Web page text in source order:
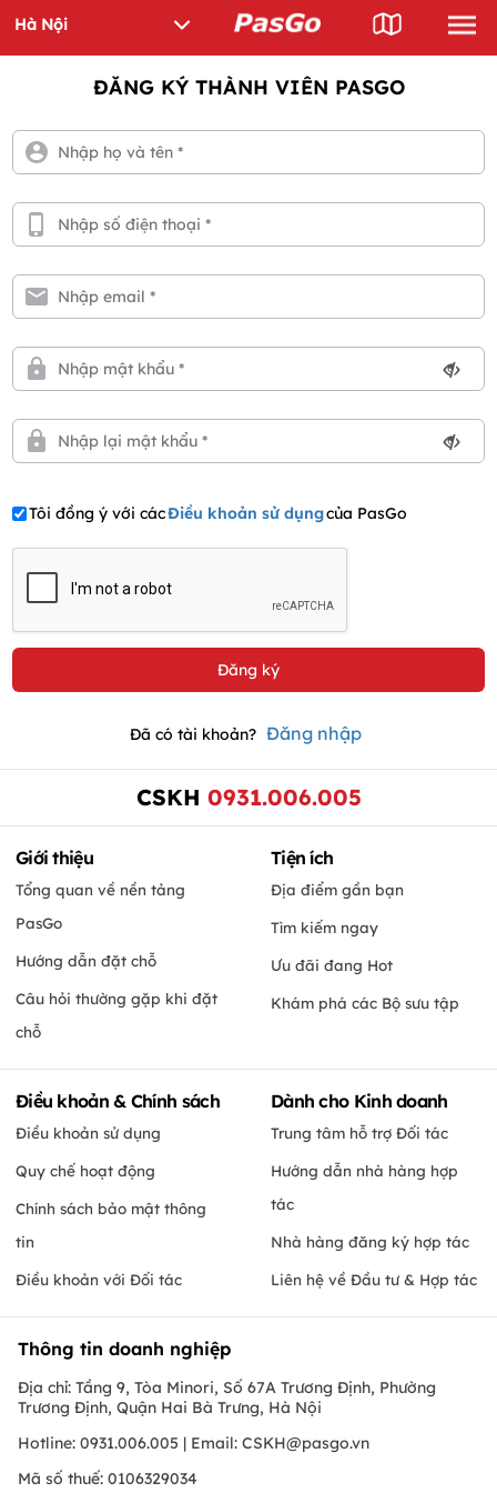
ĐĂNG KÝ THÀNH VIÊN PASGO
Tôi đồng ý với cácĐiều khoản sử dụngcủa PasGo
Đã có tài khoản? Đăng nhập
CSKH 0931.006.005
Giới thiệu
Tổng quan về nền tảng
PasGo
Hướng dẫn đặt chỗ
Câu hỏi thường gặp khi đặt
chỗ
Tiện ích
Địa điểm gần bạn
Tìm kiếm ngay
Ưu đãi đang Hot
Khám phá các Bộ sưu tập
Điều khoản & Chính sách
Điều khoản sử dụng
Quy chế hoạt động
Chính sách bảo mật thông
tin
Điều khoản với Đối tác
Dành cho Kinh doanh
Trung tâm hỗ trợ Đối tác
Hướng dẫn nhà hàng hợp
tác
Nhà hàng đăng ký hợp tác
Liên hệ về Đầu tư & Hợp tác
Thông tin doanh nghiệp
Địa chỉ: Tầng 9, Tòa Minori, Số 67A Trương Định, Phường
Trương Định, Quận Hai Bà Trưng, Hà Nội
Hotline: 0931.006.005 | Email: CSKH@pasgo.vn
Mã số thuế: 0106329034